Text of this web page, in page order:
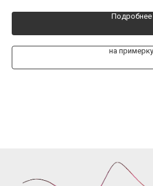
Подробнее
на примерку